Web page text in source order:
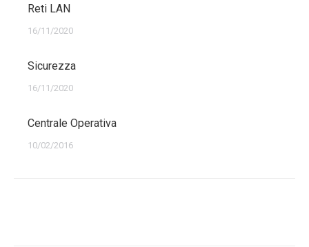
Reti LAN
16/11/2020
Sicurezza
16/11/2020
Centrale Operativa
10/02/2016